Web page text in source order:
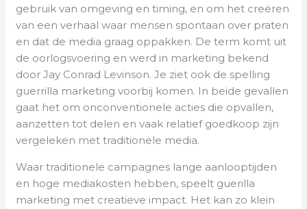
gebruik van omgeving en timing, en om het creëren
van een verhaal waar mensen spontaan over praten
en dat de media graag oppakken. De term komt uit
de oorlogsvoering en werd in marketing bekend
door Jay Conrad Levinson. Je ziet ook de spelling
guerrilla marketing voorbij komen. In beide gevallen
gaat het om onconventionele acties die opvallen,
aanzetten tot delen en vaak relatief goedkoop zijn
vergeleken met traditionele media.
Waar traditionele campagnes lange aanlooptijden
en hoge mediakosten hebben, speelt guerilla
marketing met creatieve impact. Het kan zo klein